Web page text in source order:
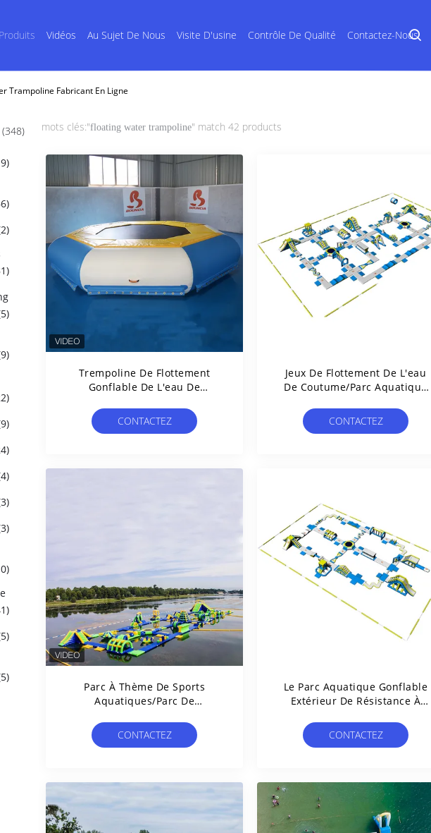
Produits Vidéos Au Sujet De Nous Visite D'usine Contrôle De Qualité Contactez-Nous
Trampoline Fabricant En Ligne
(348) mots clés:"floating water trampoline" match 42 products
Trempoline De Flottement
Gonflable De L'eau De
CONTACTEZ
Jeux De Flottement De L'eau
De Coutume/parc Aquatique
Le Certificat De TUV
CONTACTEZ
Parc À Thème De Sports
Aquatiques/parc De
Éclaboussure De L'eau Installé
À Milan
CONTACTEZ
Le Parc Aquatique Gonflable
Extérieur De Résistance À
Flottement Projette
CONTACTEZ